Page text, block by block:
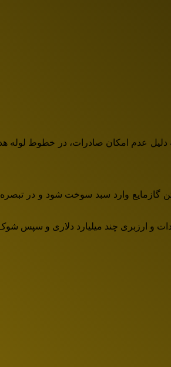
و ارزبری چند میلیارد دلاری و سپس